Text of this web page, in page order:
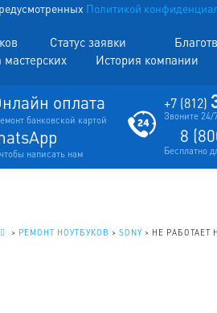
Политикой
Статус заявки
мастерских История компании
оплата
банковской картой
написать нам
+7 (812)
Звоните 24/
8
Бесплатно
> РЕМОНТ НОУТБУКОВ > SONY > НЕ РАБОТАЕТ